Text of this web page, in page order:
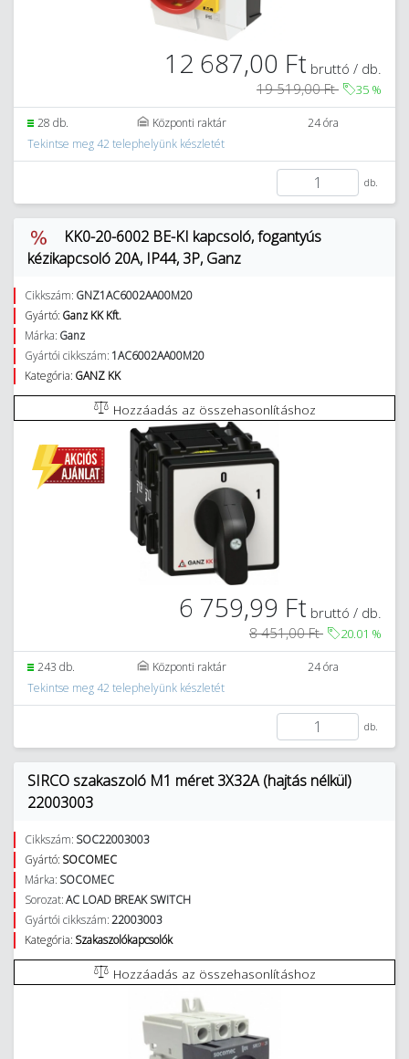
12 687,00 Ft bruttó / db.
19 519,00 Ft
35 %
28 db. Központi raktár
24 óra
Tekintse meg 42 telephelyünk készletét
db.
KK0-20-6002 BE-KI kapcsoló, fogantyús
kézikapcsoló 20A, IP44, 3P, Ganz
Cikkszám: GNZ1AC6002AA00M20
Gyártó: Ganz KK Kft.
Márka: Ganz
Gyártói cikkszám: 1AC6002AA00M20
Kategória: GANZ KK
Hozzáadás az összehasonlításhoz
6 759,99 Ft bruttó / db.
8 451,00 Ft
20.01 %
243 db. Központi raktár
24 óra
Tekintse meg 42 telephelyünk készletét
db.
SIRCO szakaszoló M1 méret 3X32A (hajtás nélkül)
22003003
Cikkszám: SOC22003003
Gyártó: SOCOMEC
Márka: SOCOMEC
Sorozat:AC LOAD BREAK SWITCH
Gyártói cikkszám:22003003
Kategória: Szakaszolókapcsolók
Hozzáadás az összehasonlításhoz